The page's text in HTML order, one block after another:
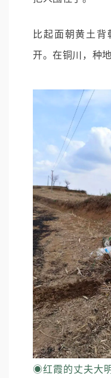
比起面朝黄土
开。在铜川，种
◉红霞的丈夫大